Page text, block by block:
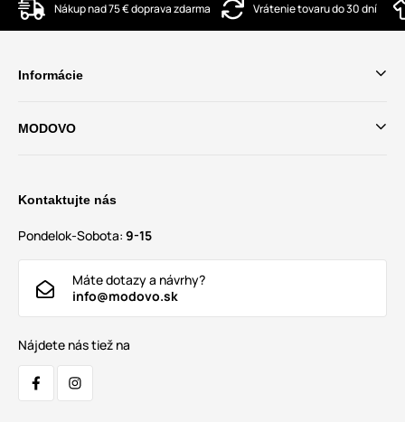
Nákup nad 75 € doprava zdarma Vrátenie tovaru do 30 dní
Informácie
MODOVO
Kontaktujte nás
Pondelok-Sobota: 9-15
Máte dotazy a návrhy?
info@modovo.sk
Nájdete nás tiež na